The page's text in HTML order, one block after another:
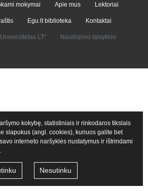
mokymai Apie mus Lektoriai
Egu.lt biblioteka Kontaktai
LT“ Naudojimo taisyklės
kokybę, statistiniais ir rinkodaros tikslais
slapukus (angl. cookies), kuriuos galite bet
interneto naršyklės nustatymus ir ištrindami
Nesutinku